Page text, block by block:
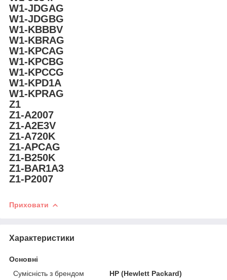
W1-JDGAG
W1-JDGBG
W1-KBBBV
W1-KBRAG
W1-KPCAG
W1-KPCBG
W1-KPCCG
W1-KPD1A
W1-KPRAG
Z1
Z1-A2007
Z1-A2E3V
Z1-A720K
Z1-APCAG
Z1-B250K
Z1-BAR1A3
Z1-P2007
Приховати
Характеристики
Основні
Сумісність з брендом
HP (Hewlett Packard)